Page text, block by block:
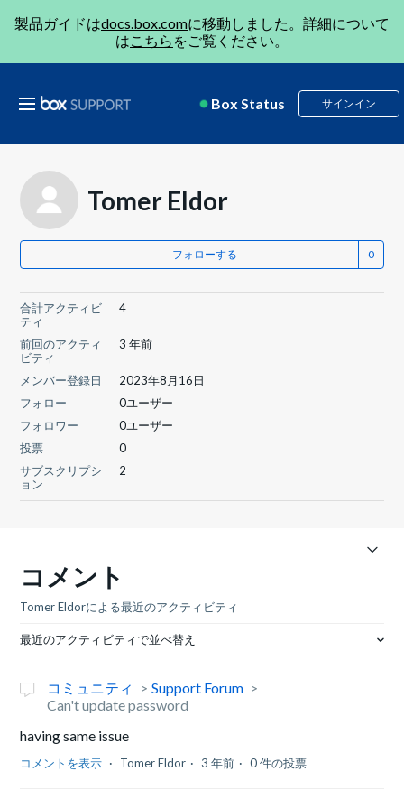
製品ガイドはdocs.box.comに移動しました。詳細について
はこちら をご覧ください。
Box Status サインイン
Tomer Eldor
フォローする
合計アクティビ
ティ
4
前回のアクティ
ビティ
3 年前
メンバー登録日
2023年8月16日
フォロー
0ユーザー
フォロワー
0ユーザー
投票
0
サブスクリプシ
ョン
2
コメント
Tomer Eldorによる最近のアクティビティ
最近のアクティビティで並べ替え
コミュニティ
Support Forum
Can't update password
having same issue
コメントを表示 Tomer Eldor 3 年前 0 件の投票